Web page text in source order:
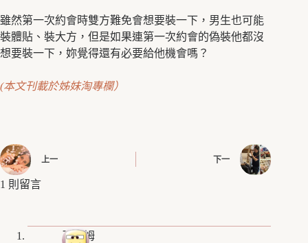
雖然第一次約會時雙方難免會想要裝一下，男生也可能
裝體貼、裝大方，但是如果連第一次約會的偽裝他都沒
想要裝一下，妳覺得還有必要給他機會嗎？
(本文刊載於姊妹淘專欄）
上一 下一
1 則留言
王山姆